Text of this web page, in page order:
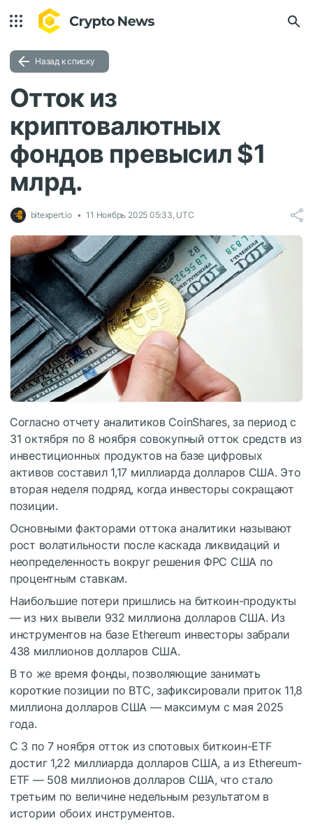
Назад к списку
Отток из
криптовалютных
фондов превысил $1
млрд.
bitexpert.io 11 Ноябрь 2025 05:33, UTC
Согласно отчету аналитиков CoinShares, за период с
31 октября по 8 ноября совокупный отток средств из
инвестиционных продуктов на базе цифровых
активов составил 1,17 миллиарда долларов США. Это
вторая неделя подряд, когда инвесторы сокращают
позиции.
Основными факторами оттока аналитики называют
рост волатильности после каскада ликвидаций и
неопределенность вокруг решения ФРС США по
процентным ставкам.
Наибольшие потери пришлись на биткоин-продукты
— из них вывели 932 миллиона долларов США. Из
инструментов на базе Ethereum инвесторы забрали
438 миллионов долларов США.
В то же время фонды, позволяющие занимать
короткие позиции по BTC, зафиксировали приток 11,8
миллиона долларов США — максимум с мая 2025
года.
С 3 по 7 ноября отток из спотовых биткоин-ETF
достиг 1,22 миллиарда долларов США, а из Ethereum-
ETF — 508 миллионов долларов США, что стало
третьим по величине недельным результатом в
истории обоих инструментов.